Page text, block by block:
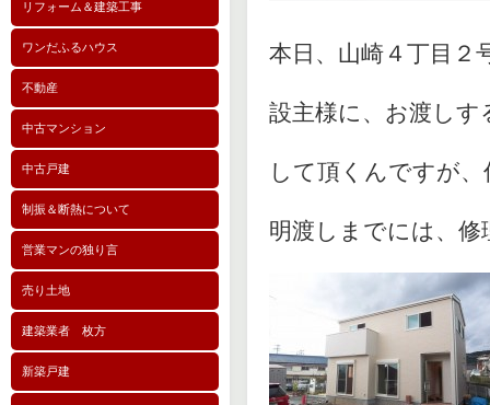
リフォーム＆建築工事
ワンだふるハウス
不動産
中古マンション
中古戸建
制振＆断熱について
営業マンの独り言
売り土地
建築業者 枚方
新築戸建
本日、山崎４丁目２
設主様に、お渡し
して頂くんですが
明渡しまでには、